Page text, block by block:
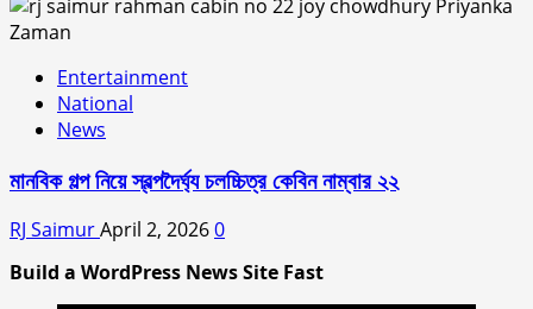
Entertainment
National
News
মানবিক গল্প নিয়ে স্বল্পদৈর্ঘ‍্য চলচ্চিত্র কেবিন নাম্বার ২২
RJ SaimurApril 2, 20260
Build a WordPress News Site Fast